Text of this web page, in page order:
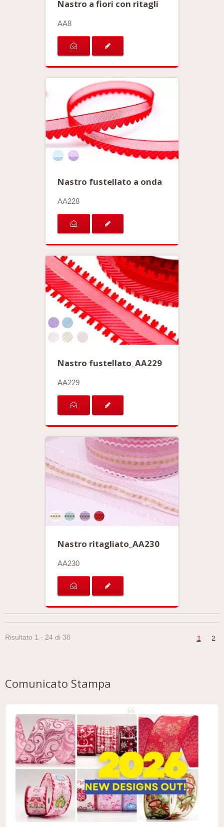
Nastro a fiori con ritagli
AA8
Nastro fustellato a onda
AA228
Nastro fustellato_AA229
AA229
Nastro ritagliato_AA230
AA230
Risultato 1 - 24 di 38 1 2
Comunicato Stampa